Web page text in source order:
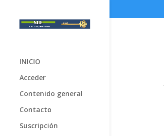
INICIO
Acceder
Contenido general
Contacto
Suscripción